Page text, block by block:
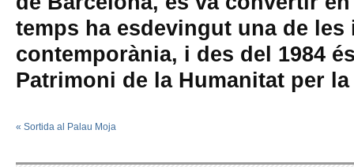
temps ha esdevingut una de
contemporània, i des del 1984
Patrimoni de la Humanitat per la
« Sortida al Palau Moja